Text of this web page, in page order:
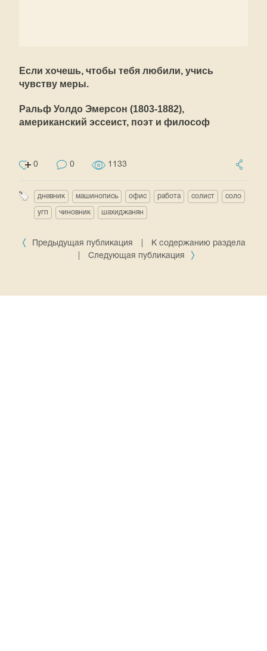
Если хочешь, чтобы тебя любили, учись
чувству меры.
Ральф Уолдо Эмерсон (1803-1882),
американский эссеист, поэт и философ
0 0 1133
дневник машинопись офис работа солист соло
угп чиновник шахиджанян
Предыдущая публикация
К содержанию раздела
Следующая публикация